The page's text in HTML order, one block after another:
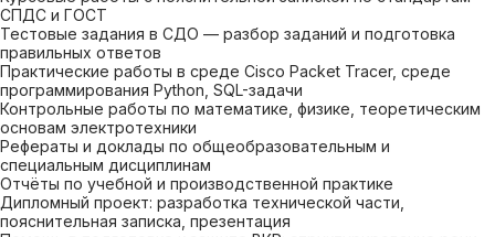
СПДС и ГОСТ
Тестовые задания в СДО — разбор заданий и подготовка
правильных ответов
Практические работы в среде Cisco Packet Tracer, среде
программирования Python, SQL-задачи
Контрольные работы по математике, физике, теоретическим
основам электротехники
Рефераты и доклады по общеобразовательным и
специальным дисциплинам
Отчёты по учебной и производственной практике
Дипломный проект: разработка технической части,
пояснительная записка, презентация